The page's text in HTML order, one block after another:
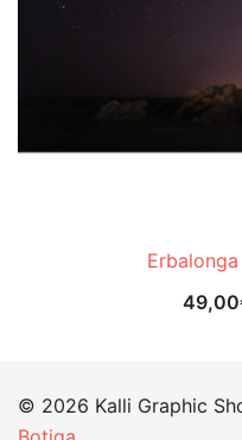
49,00
© 2026 Kalli Graphic